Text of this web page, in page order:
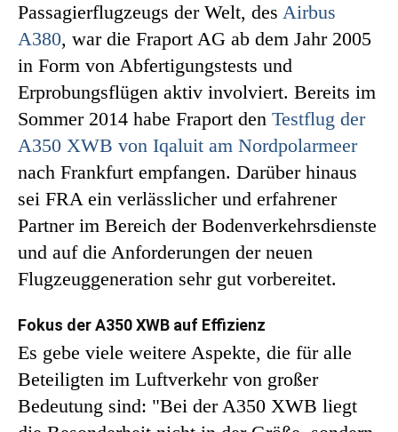
Passagierflugzeugs der Welt, des Airbus
A380, war die Fraport AG ab dem Jahr 2005
in Form von Abfertigungstests und
Erprobungsflügen aktiv involviert. Bereits im
Sommer 2014 habe Fraport den Testflug der
A350 XWB von Iqaluit am Nordpolarmeer
nach Frankfurt empfangen. Darüber hinaus
sei FRA ein verlässlicher und erfahrener
Partner im Bereich der Bodenverkehrsdienste
und auf die Anforderungen der neuen
Flugzeuggeneration sehr gut vorbereitet.
Fokus der A350 XWB auf Effizienz
Es gebe viele weitere Aspekte, die für alle
Beteiligten im Luftverkehr von großer
Bedeutung sind: "Bei der A350 XWB liegt